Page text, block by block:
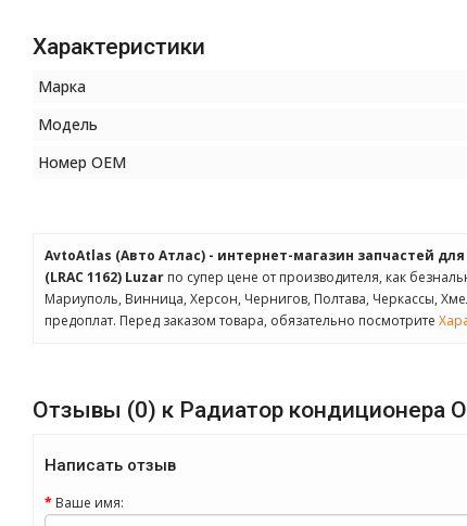
Характеристики
Марка
Модель
Номер OEM
AvtoAtlas (Авто Атлас) - интернет-магазин запчастей
(LRAC 1162) Luzar по супер цене от производителя, как
Мариуполь, Винница, Херсон, Чернигов, Полтава, Черкассы,
предоплат. Перед заказом товара, обязательно посмотрите
Отзывы (0) к Радиатор кондиционера
Написать отзыв
Ваше имя: